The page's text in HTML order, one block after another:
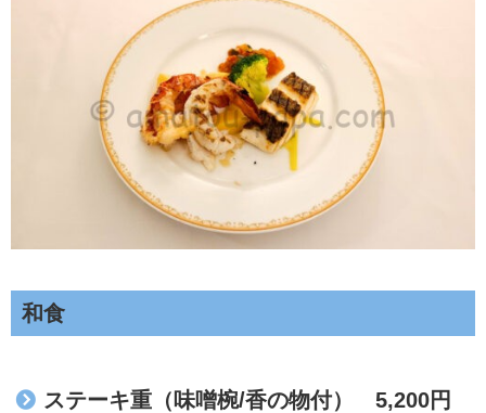
和食
ステーキ重（味噌椀/香の物付） 5,200円